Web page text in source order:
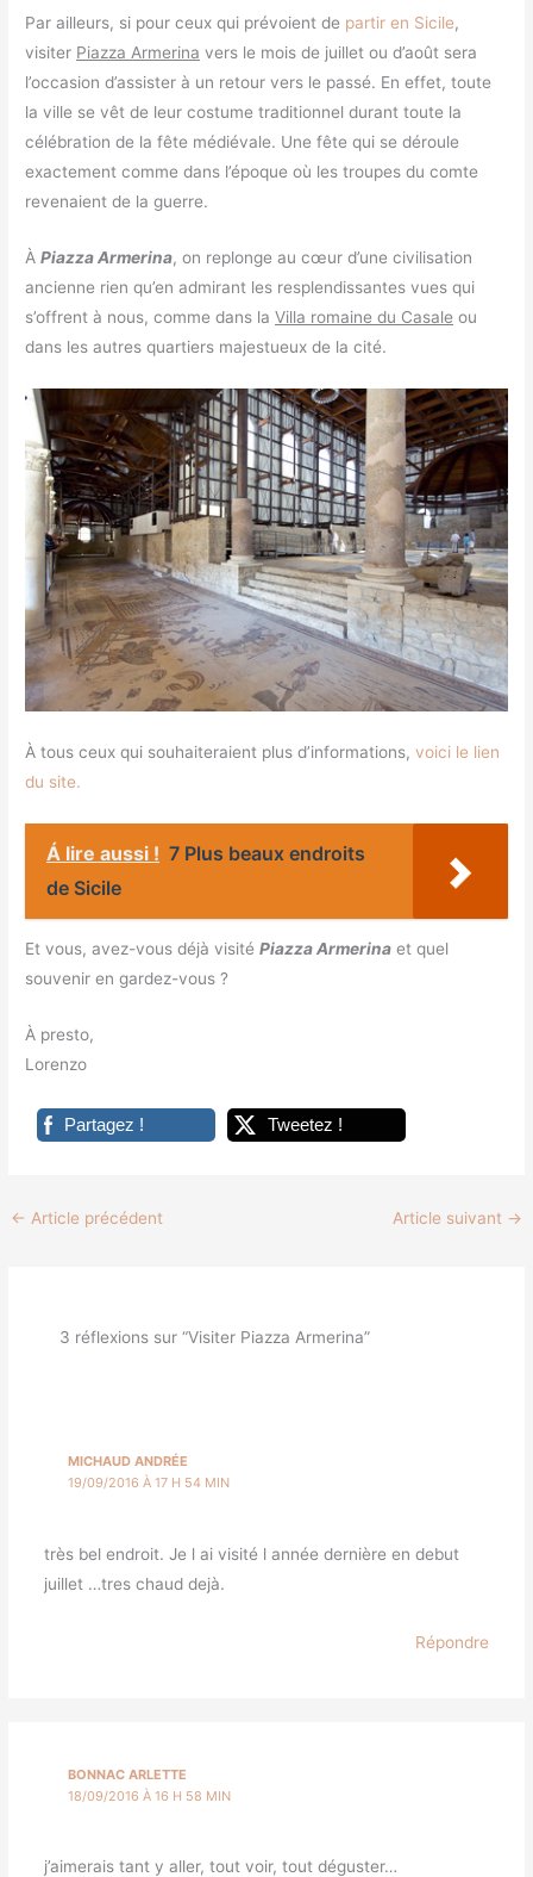
Par ailleurs, si pour ceux qui prévoient de partir en Sicile,
visiter Piazza Armerina vers le mois de juillet ou d’août sera
l’occasion d’assister à un retour vers le passé. En effet, toute
la ville se vêt de leur costume traditionnel durant toute la
célébration de la fête médiévale. Une fête qui se déroule
exactement comme dans l’époque où les troupes du comte
revenaient de la guerre.
ÀPiazza Armerina, on replonge au cœur d’une civilisation
ancienne rien qu’en admirant les resplendissantes vues qui
s’offrent à nous, comme dans laVilla romaine du Casale ou
dans les autres quartiers majestueux de la cité.
À tous ceux qui souhaiteraient plus d’informations,voici le lien
du site.
Á lire aussi ! 7 Plus beaux endroits
de Sicile
Et vous, avez-vous déjà visitéPiazza Armerina et quel
souvenir en gardez-vous ?
À presto,
Lorenzo
Partagez ! Tweetez !
← Article précédent Article suivant →
3 réflexions sur “Visiter Piazza Armerina”
MICHAUD ANDRÉE
19/09/2016 À 17 H 54 MIN
très bel endroit. Je l ai visité l année dernière en debut
juillet …tres chaud dejà.
Répondre
BONNAC ARLETTE
18/09/2016 À 16 H 58 MIN
j’aimerais tant y aller, tout voir, tout déguster…